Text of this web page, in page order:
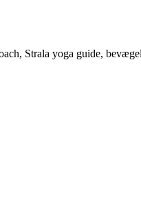
Strala yoga guide,